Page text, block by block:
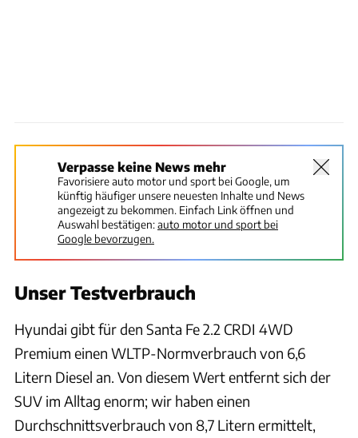
Verpasse keine News mehr
Favorisiere auto motor und sport bei Google, um
künftig häufiger unsere neuesten Inhalte und News
angezeigt zu bekommen. Einfach Link öffnen und
Auswahl bestätigen:auto motor und sport bei
Google bevorzugen.
Unser Testverbrauch
Hyundai gibt für den Santa Fe 2.2 CRDI 4WD
Premium einen WLTP-Normverbrauch von 6,6
Litern Diesel an. Von diesem Wert entfernt sich der
SUV im Alltag enorm; wir haben einen
Durchschnittsverbrauch von 8,7 Litern ermittelt,